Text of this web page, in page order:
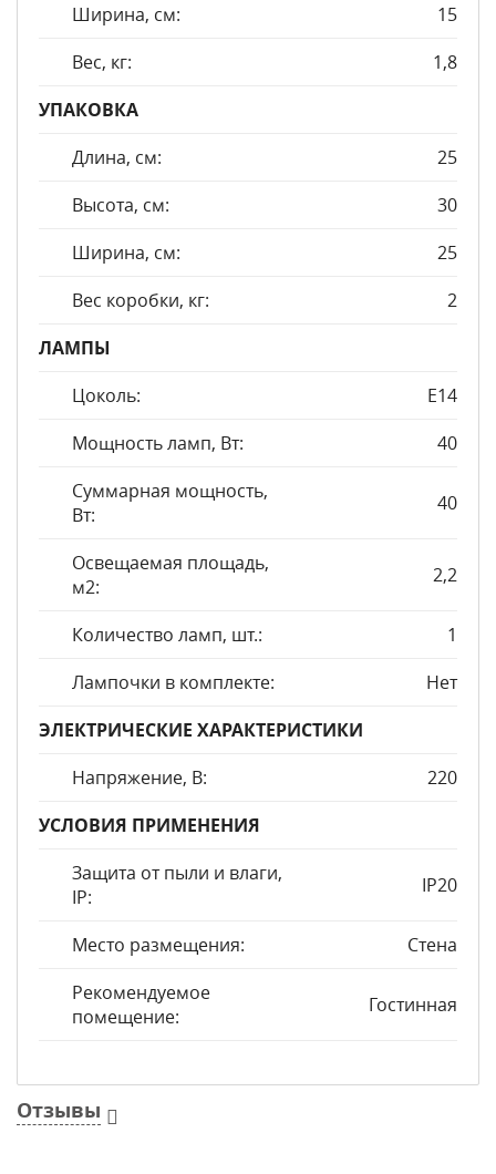
Ширина, см:
15
Вес, кг:
1,8
УПАКОВКА
Длина, см:
25
Высота, см:
30
Ширина, см:
25
Вес коробки, кг:
2
ЛАМПЫ
Цоколь:
E14
Мощность ламп, Вт:
40
Суммарная мощность,
Вт:
40
Освещаемая площадь,
м2:
2,2
Количество ламп, шт.:
1
Лампочки в комплекте:
Нет
ЭЛЕКТРИЧЕСКИЕ ХАРАКТЕРИСТИКИ
Напряжение, В:
220
УСЛОВИЯ ПРИМЕНЕНИЯ
Защита от пыли и влаги,
IP:
IP20
Место размещения:
Стена
Рекомендуемое
помещение:
Гостинная
Отзывы